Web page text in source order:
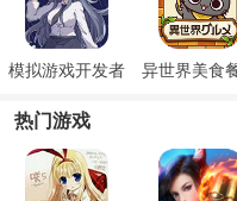
模拟游戏开发者
2
异世界美食
热门游戏